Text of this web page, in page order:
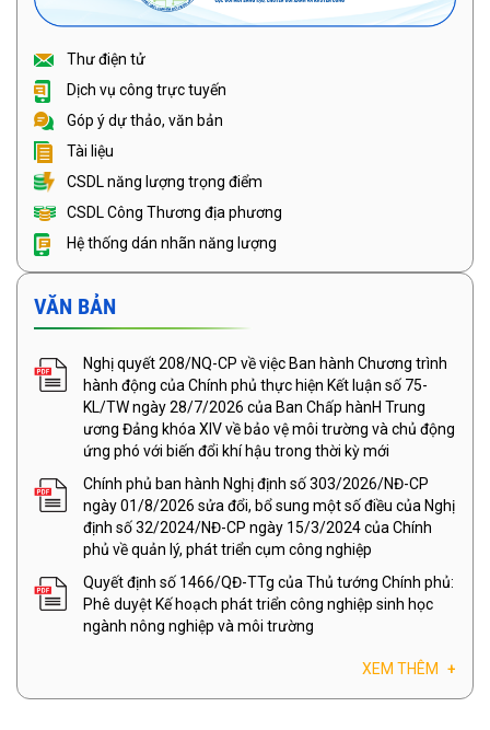
Thư điện tử
Dịch vụ công trực tuyến
Góp ý dự thảo, văn bản
Tài liệu
CSDL năng lượng trọng điểm
CSDL Công Thương địa phương
Hệ thống dán nhãn năng lượng
VĂN BẢN
Nghị quyết 208/NQ-CP về việc Ban hành Chương trình
hành động của Chính phủ thực hiện Kết luận số 75-
KL/TW ngày 28/7/2026 của Ban Chấp hànH Trung
ương Đảng khóa XIV về bảo vệ môi trường và chủ động
ứng phó với biến đổi khí hậu trong thời kỳ mới
Chính phủ ban hành Nghị định số 303/2026/NĐ-CP
ngày 01/8/2026 sửa đổi, bổ sung một số điều của Nghị
định số 32/2024/NĐ-CP ngày 15/3/2024 của Chính
phủ về quản lý, phát triển cụm công nghiệp
Quyết định số 1466/QĐ-TTg của Thủ tướng Chính phủ:
Phê duyệt Kế hoạch phát triển công nghiệp sinh học
ngành nông nghiệp và môi trường
XEM THÊM +